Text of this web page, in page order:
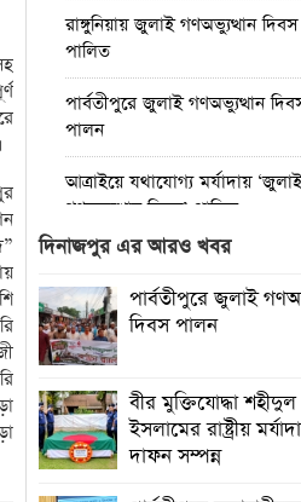
রাঙ্গুনিয়ায় জুলাই গণঅভ্যুত্থান দিবস
পালিত
পার্বতীপুরে জুলাই গণঅভ্যুত্থান
পালন
আত্রাইয়ে যথাযোগ্য মর্যাদায় ‘জুলাই
গণঅভ্যুত্থান দিবস’ পালিত
ঝালকাঠিতে জুলাই গণঅভ্যুত্থান দিবস
পালিত
রাবিপ্রবি’তে ‘জুলাই গণঅভ্যুত্থান
দিবস-২০২৬’ উদযাপিত
প্রত্যেক অপরাধীর বিচার এ দেশেই
সে যত শক্তিশালীই হোক না কেন”-
চট্টগ্রামে জুলাই গণঅভ্যুত্থান দিবসে
দিনাজপুর এর আরও খবর
পার্বতীপুরে জুলাই
দিবস পালন
বীর মুক্তিযোদ্ধা শহীদুল
ইসলামের রাষ্ট্রীয়
দাফন সম্পন্ন